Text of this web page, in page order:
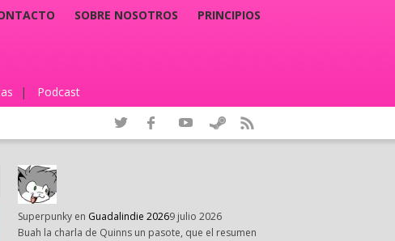
SOBRE NOSOTROS PRINCIPIOS
| Podcast
Superpunky en Guadalindie 20269 julio 2026
Buah la charla de Quinns un pasote, que el resumen